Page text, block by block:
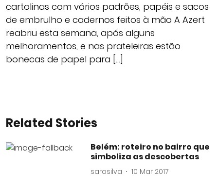
cartolinas com vários padrões, papéis e sacos
de embrulho e cadernos feitos à mão A Azert
reabriu esta semana, após alguns
melhoramentos, e nas prateleiras estão
bonecas de papel para […]
Related Stories
Belém: roteiro no bairro que
simboliza as descobertas
sarasilva 10 Mar 2017